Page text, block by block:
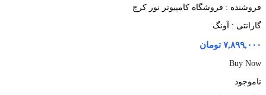
فروشنده : فروشگاه کامپیوتر نور کرج
گارانتی : آونگ
۷,۸۹۹,۰۰۰ تومان
Buy Now
ناموجود